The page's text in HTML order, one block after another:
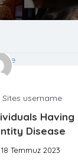
username
Having
Disease
18 Temmuz 2023